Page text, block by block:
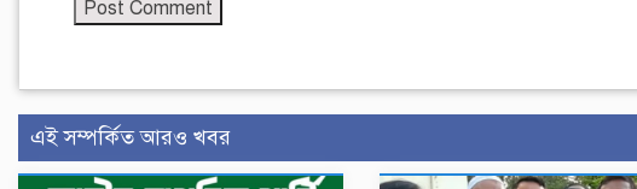
এই সম্পর্কিত আরও খবর